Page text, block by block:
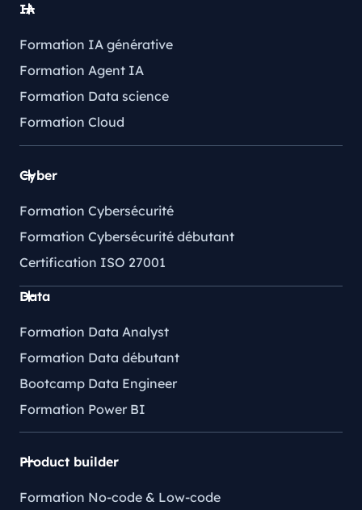
IA
Formation IA générative
Formation Agent IA
Formation Data science
Formation Cloud
Cyber
Formation Cybersécurité
Formation Cybersécurité débutant
Certification ISO 27001
Data
Formation Data Analyst
Formation Data débutant
Bootcamp Data Engineer
Formation Power BI
Product builder
Formation No-code & Low-code